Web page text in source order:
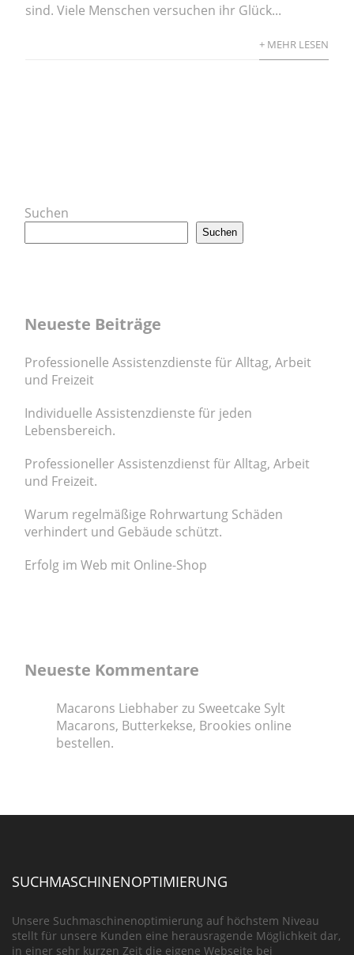
sind. Viele Menschen versuchen ihr Glück...
+ MEHR LESEN
Suchen
Suchen
Neueste Beiträge
Professionelle Assistenzdienste für Alltag, Arbeit
und Freizeit
Individuelle Assistenzdienste für jeden
Lebensbereich.
Professioneller Assistenzdienst für Alltag, Arbeit
und Freizeit.
Warum regelmäßige Rohrwartung Schäden
verhindert und Gebäude schützt.
Erfolg im Web mit Online-Shop
Neueste Kommentare
Macarons Liebhaber zu Sweetcake Sylt
Macarons, Butterkekse, Brookies online
bestellen.
SUCHMASCHINENOPTIMIERUNG
Unsere Suchmaschinenoptimierung auf höchstem Niveau
stellt für unsere Kunden eine herausragende Möglichkeit dar,
in einer sehr kurzen Zeit die eigene Webseite bei